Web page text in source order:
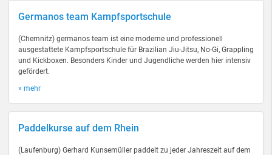
Germanos team Kampfsportschule
(Chemnitz) germanos team ist eine moderne und professionell
ausgestattete Kampfsportschule für Brazilian Jiu-Jitsu, No-Gi, Grappling
und Kickboxen. Besonders Kinder und Jugendliche werden hier intensiv
gefördert.
» mehr
Paddelkurse auf dem Rhein
(Laufenburg) Gerhard Kunsemüller paddelt zu jeder Jahreszeit auf dem